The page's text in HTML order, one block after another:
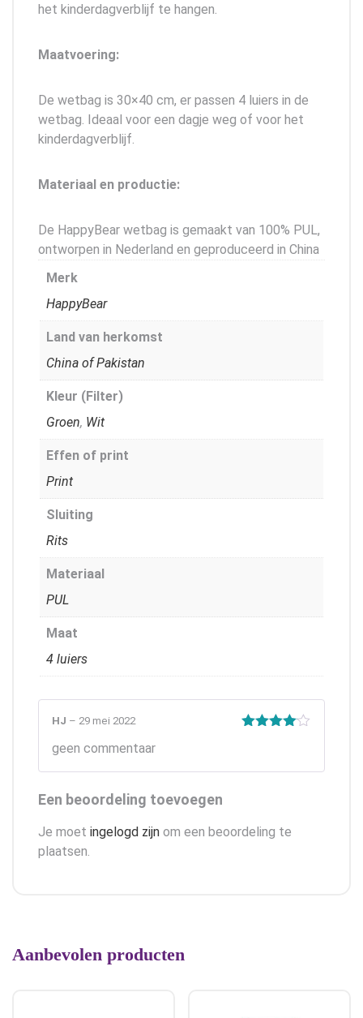
het kinderdagverblijf te hangen.
Maatvoering:
De wetbag is 30×40 cm, er passen 4 luiers in de
wetbag. Ideaal voor een dagje weg of voor het
kinderdagverblijf.
Materiaal en productie:
De HappyBear wetbag is gemaakt van 100% PUL,
ontworpen in Nederland en geproduceerd in China
Merk
HappyBear
Land van herkomst
China of Pakistan
Kleur (Filter)
Groen, Wit
Effen of print
Print
Sluiting
Rits
Materiaal
PUL
Maat
4 luiers
HJ – 29 mei 2022
geen commentaar
Een beoordeling toevoegen
Je moet ingelogd zijn om een beoordeling te
plaatsen.
Aanbevolen producten